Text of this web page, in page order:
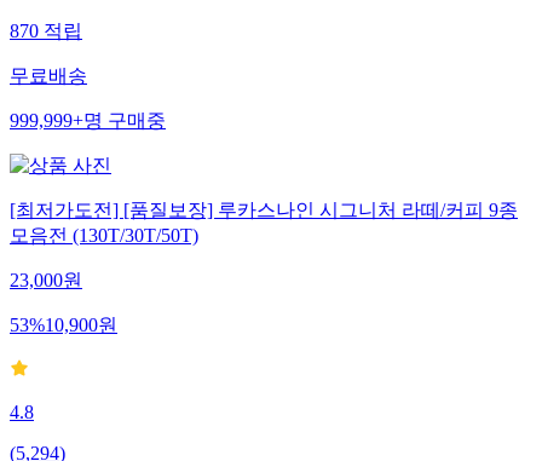
870 적립
무료배송
999,999+명 구매중
[최저가도전] [품질보장] 루카스나인 시그니처 라떼/커피 9종
모음전 (130T/30T/50T)
23,000원
53%10,900원
4.8
(5,294)